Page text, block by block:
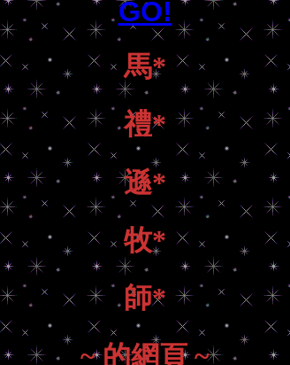
GO!
馬*
禮*
遜*
牧*
師*
~ 的網頁 ~